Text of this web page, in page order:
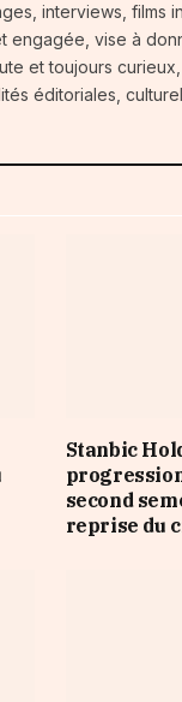
interviews, films
engagée, vise à
et toujours
éditoriales,
Stanbic
second
reprise du